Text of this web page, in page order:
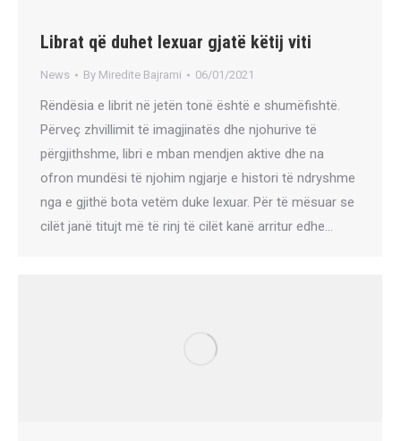
Librat që duhet lexuar gjatë këtij viti
News By Miredite Bajrami 06/01/2021
Rëndësia e librit në jetën tonë është e shumëfishtë.
Përveç zhvillimit të imagjinatës dhe njohurive të
përgjithshme, libri e mban mendjen aktive dhe na
ofron mundësi të njohim ngjarje e histori të ndryshme
nga e gjithë bota vetëm duke lexuar. Për të mësuar se
cilët janë titujt më të rinj të cilët kanë arritur edhe…